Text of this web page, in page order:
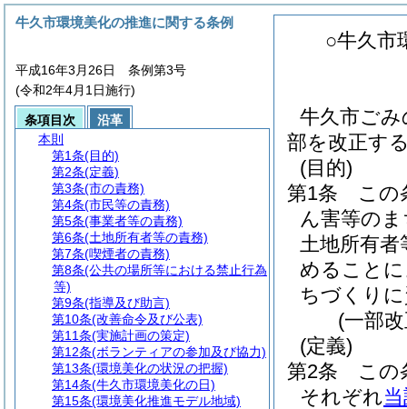
○牛久市
牛久市ごみ
部を改正す
(目的)
第1条
この
ん害等の
土地所有
めること
ちづくり
(一部
(定義)
第2条
この
それぞれ
牛久市環境美化の推進に関する条例
平成16年3月26日 条例第3号
(令和2年4月1日施行)
条項目次
沿革
本則
第1条(目的)
第2条(定義)
第3条(市の責務)
第4条(市民等の責務)
第5条(事業者等の責務)
第6条(土地所有者等の責務)
第7条(喫煙者の責務)
第8条(公共の場所等における禁止行為
等)
第9条(指導及び助言)
第10条(改善命令及び公表)
第11条(実施計画の策定)
第12条(ボランティアの参加及び協力)
第13条(環境美化の状況の把握)
第14条(牛久市環境美化の日)
第15条(環境美化推進モデル地域)